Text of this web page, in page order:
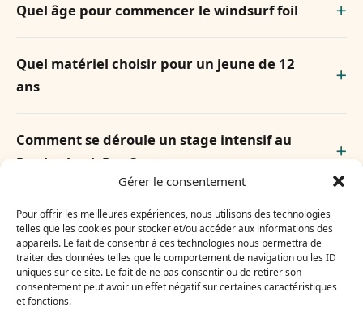
Gérer le consentement
Pour offrir les meilleures expériences, nous utilisons des technologies
telles que les cookies pour stocker et/ou accéder aux informations des
appareils. Le fait de consentir à ces technologies nous permettra de
traiter des données telles que le comportement de navigation ou les ID
uniques sur ce site. Le fait de ne pas consentir ou de retirer son
consentement peut avoir un effet négatif sur certaines caractéristiques
et fonctions.
Quel âge pour commencer le windsurf foil
Quel matériel choisir pour un jeune de 12
ans
Comment se déroule un stage intensif au
Dunkerbeck Pro Center
Le centre propose-t-il des solutions durables
Comment accompagner un jeune talent
sans le bruler